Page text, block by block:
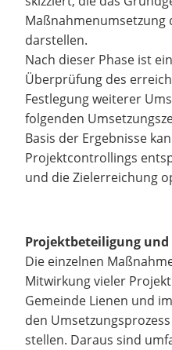
Maßnahmenumsetzung
darstellen.
Nach dieser Phase ist
Überprüfung des
Festlegung weiterer
folgenden
Basis der Ergebnisse
Projektcontrollings
und die Zielerreichung
Projektbeteiligung
Die einzelnen
Mitwirkung vieler
Gemeinde Lienen und
den
stellen. Daraus sind